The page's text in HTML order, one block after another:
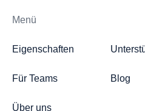
Menü
Eigenschaften
Für Teams
Über uns
Blog